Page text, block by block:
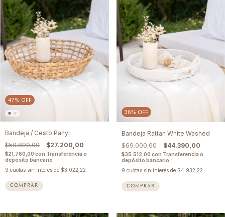
47% OFF
Bandeja / Cesto Panyi
$50.890,00
$27.200,00
$21.760,00 con Transferencia o
depósito bancario
9 cuotas sin interés de $3.022,22
36% OFF
Bandeja Rattan White Washed
$69.000,00
$44.390,00
$35.512,00 con Transferencia o
depósito bancario
9 cuotas sin interés de $4.932,22